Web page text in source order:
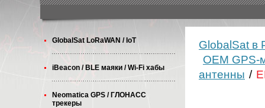
GlobalSat LoRaWAN / IoT
iBeacon / BLE маяки / Wi-Fi хабы
Neomatica GPS / ГЛОНАСС
трекеры
GlobalSat в
OEM GPS-
антенны /